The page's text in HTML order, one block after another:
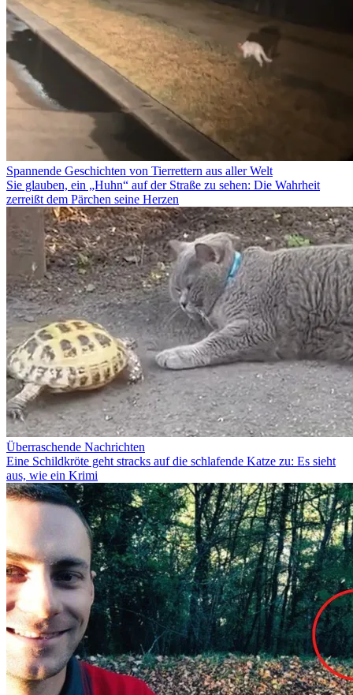
Spannende Geschichten von Tierrettern aus aller Welt
Sie glauben, ein „Huhn“ auf der Straße zu sehen: Die Wahrheit
zerreißt dem Pärchen seine Herzen
Überraschende Nachrichten
Eine Schildkröte geht stracks auf die schlafende Katze zu: Es sieht
aus, wie ein Krimi